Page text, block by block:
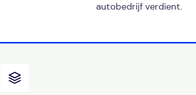
autobedrijf verdient.